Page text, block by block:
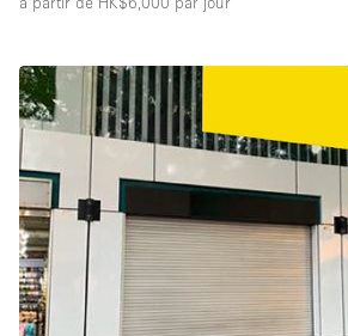
Surface Habitable
Terrace
Toilettes
Water Access
Éclairage
Électricité
Équipement de bureau